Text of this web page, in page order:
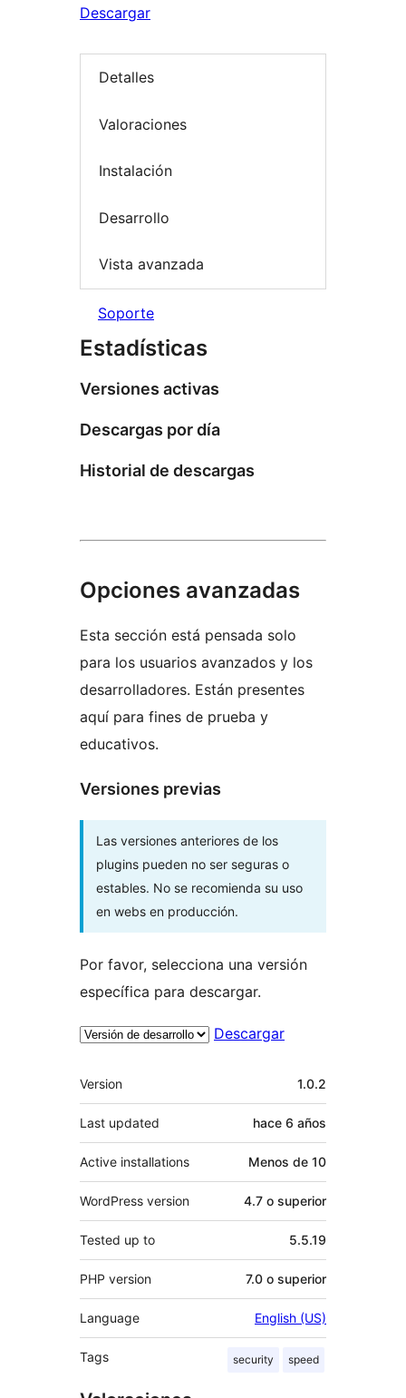
Descargar
Detalles
Valoraciones
Instalación
Desarrollo
Vista avanzada
Soporte
Estadísticas
Versiones activas
Descargas por día
Historial de descargas
Opciones avanzadas
Esta sección está pensada solo
para los usuarios avanzados y los
desarrolladores. Están presentes
aquí para fines de prueba y
educativos.
Versiones previas
Las versiones anteriores de los
plugins pueden no ser seguras o
estables. No se recomienda su uso
en webs en producción.
Por favor, selecciona una versión
específica para descargar.
Descargar
Meta
Version 1.0.2
Last updated hace 6 años
Active installations Menos de 10
WordPress version 4.7 o superior
Tested up to 5.5.19
PHP version 7.0 o superior
Language English (US)
Tags security speed